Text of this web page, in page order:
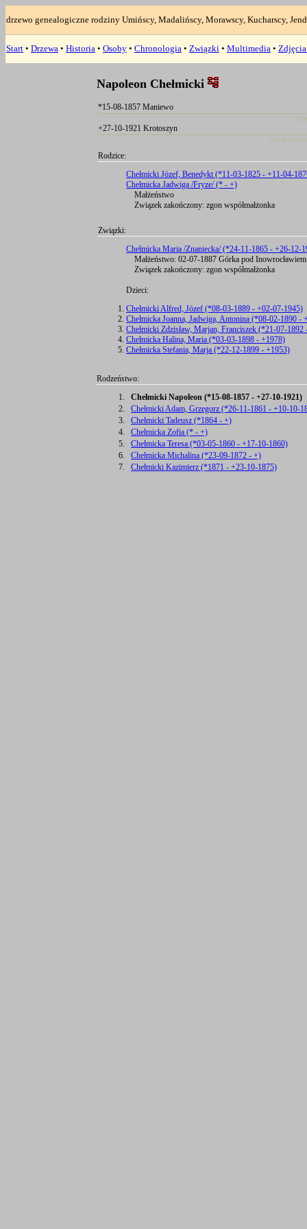
drzewo genealogiczne rodziny Umińscy, Madalińscy, Morawscy, Kucharscy,
Start • Drzewa • Historia • Osoby • Chronologia • Związki • Multimedia •
Napoleon Chełmicki
*15-08-1857 Maniewo
+27-10-1921 Krotoszyn
(data i
Rodzice:
Chełmicki Józef, Benedykt (*11-03-1825 - +11-04-
Chełmicka Jadwiga /Fryze/ (* - +)
Małżeństwo
Związek zakończony: zgon współmałżonka
Związki:
Chełmicka Maria /Znaniecka/ (*24-11-1865 - +26-12-
Małżeństwo: 02-07-1887 Górka pod Inowrocławiem
Związek zakończony: zgon współmałżonka
Dzieci:
Chełmicki Alfred, Józef (*08-03-1889 - +02-07-1945)
Chełmicka Joanna, Jadwiga, Antonina (*08-02-1890 -
Chełmicki Zdzisław, Marjan, Franciszek (*21-07-1892
Chełmicka Halina, Maria (*03-03-1898 - +1978)
Chełmicka Stefania, Marja (*22-12-1899 - +1953)
Rodzeństwo:
1.
Chełmicki Napoleon (*15-08-1857 - +27-10-1921)
2.
Chełmicki Adam, Grzegorz (*26-11-1861 - +10-10-
3.
Chełmicki Tadeusz (*1864 - +)
4.
Chełmicka Zofia (* - +)
5.
Chełmicka Teresa (*03-05-1860 - +17-10-1860)
6.
Chełmicka Michalina (*23-09-1872 - +)
7.
Chełmicki Kazimierz (*1871 - +23-10-1875)